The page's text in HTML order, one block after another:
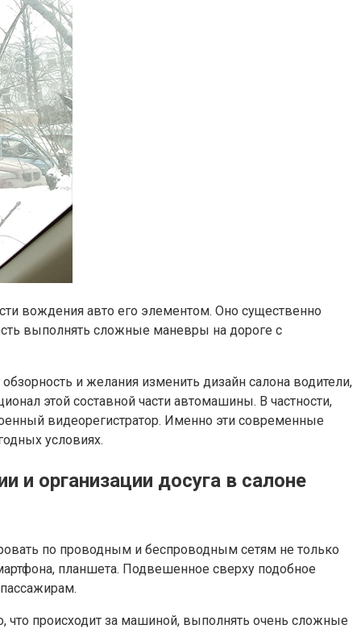
вождения авто его элементом. Оно существенно
выполнять сложные маневры на дороге с
и желания изменить дизайн салона водители,
этой составной части автомашины. В частности,
видеорегистратор. Именно эти современные
условиях.
и организации досуга в салоне
по проводным и беспроводным сетям не только
планшета. Подвешенное сверху подобное
что происходит за машиной, выполнять очень сложные